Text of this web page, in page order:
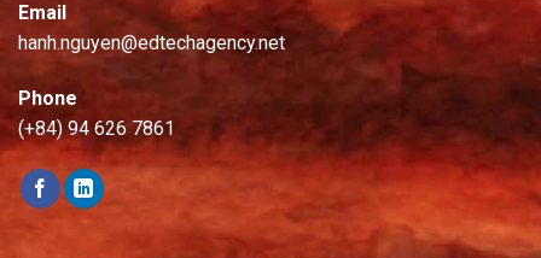
Email
hanh.nguyen@edtechagency.net
Phone
(+84) 94 626 7861